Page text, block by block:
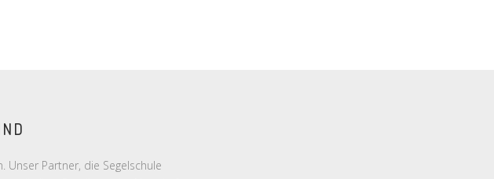
Unser Partner, die Segelschule